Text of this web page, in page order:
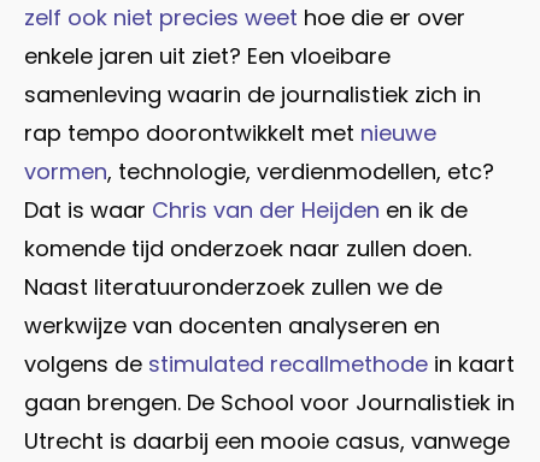
zelf ook niet precies weet hoe die er over
enkele jaren uit ziet? Een vloeibare
samenleving waarin de journalistiek zich in
rap tempo doorontwikkelt met nieuwe
vormen, technologie, verdienmodellen, etc?
Dat is waar Chris van der Heijden en ik de
komende tijd onderzoek naar zullen doen.
Naast literatuuronderzoek zullen we de
werkwijze van docenten analyseren en
volgens de stimulated recallmethode in kaart
gaan brengen. De School voor Journalistiek in
Utrecht is daarbij een mooie casus, vanwege